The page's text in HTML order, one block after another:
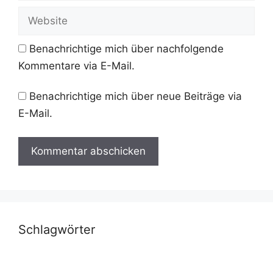
Benachrichtige mich über nachfolgende
Kommentare via E-Mail.
Benachrichtige mich über neue Beiträge via
E-Mail.
Schlagwörter